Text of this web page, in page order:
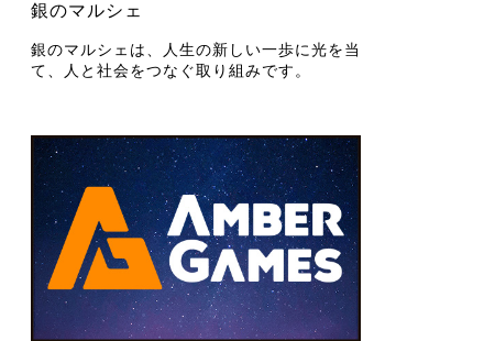
銀のマルシェ
銀のマルシェは、人生の新しい一歩に光を当
て、人と社会をつなぐ取り組みです。